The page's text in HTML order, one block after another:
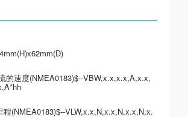
的速度(NMEA0183)$--VBW,x.x,x.x,A,x.x,
程(NMEA0183)$--VLW,x.x,N,x.x,N,x.x,N,x.